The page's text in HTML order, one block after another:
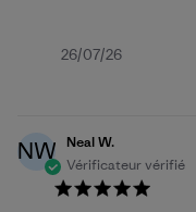
Date
26/07/26
NW
Neal W.
Vérificateur vérifié